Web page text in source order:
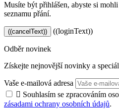
Musíte být přihlášen, abyste si
seznamu přání.
((cancelText)) ((loginText))
Odběr novinek
Získejte nejnovější novinky a
Vaše e-mailová adresa
 Souhlasím se zpracováním
zásadami ochrany osobních údajů.